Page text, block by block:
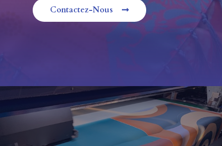
Contactez-Nous